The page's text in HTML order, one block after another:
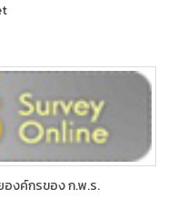
องค์กรของ ก.พ.ร.